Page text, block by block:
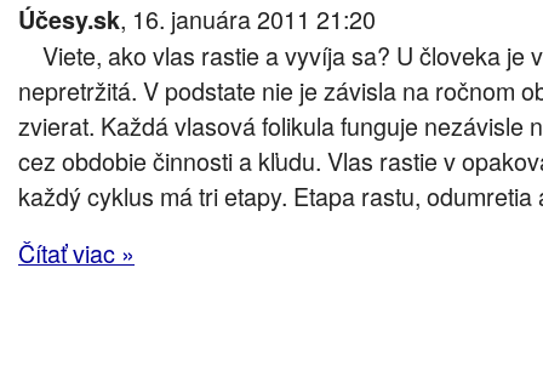
Účesy.sk, 16. januára 2011 21:20
Viete, ako vlas rastie a vyvíja sa? U človeka je
nepretržitá. V podstate nie je závisla na ročnom
zvierat. Každá vlasová folikula funguje nezávisle
cez obdobie činnosti a kľudu. Vlas rastie v
každý cyklus má tri etapy. Etapa rastu,
Čítať viac »